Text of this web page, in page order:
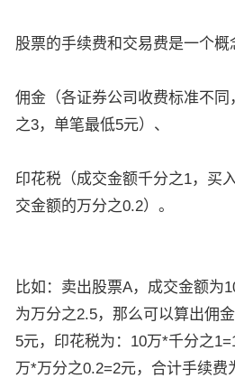
股票的手续费和交易费是一个概
佣金（各证券公司收费标准不
之3，单笔最低5元）、
印花税（成交金额千分之1，买
交金额的万分之0.2）。
比如：卖出股票A，成交金额为
为万分之2.5，那么可以算出佣
5元，印花税为：10万*千分之
万*万分之0.2=2元，合计手续费